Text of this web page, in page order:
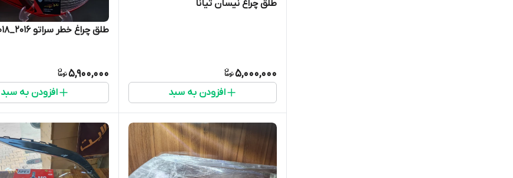
طلق چراغ نیسان تیانا
5,000,000
افزودن به سبد
طلق چراغ خطر سراتو ۲۰۱۶_۲۰۱۸
5,900,000
افزودن به سبد